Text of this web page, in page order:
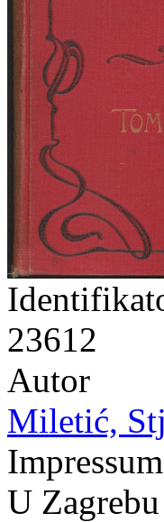
23612
Autor
Miletić,
Impressum
U